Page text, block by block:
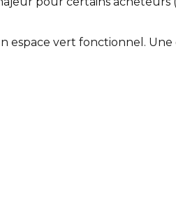
espace vert fonctionnel.